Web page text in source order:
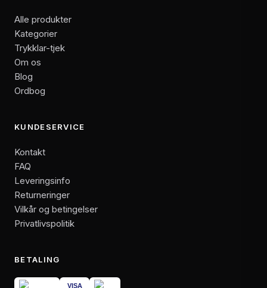
Alle produkter
Kategorier
Trykklar-tjek
Om os
Blog
Ordbog
KUNDESERVICE
Kontakt
FAQ
Leveringsinfo
Returneringer
Vilkår og betingelser
Privatlivspolitik
BETALING